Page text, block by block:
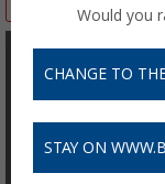
Would you
CHANGE TO
STAY ON